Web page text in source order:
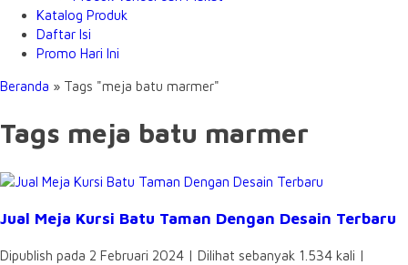
Katalog Produk
Daftar Isi
Promo Hari Ini
Beranda » Tags "meja batu marmer"
Tags meja batu marmer
Jual Meja Kursi Batu Taman Dengan Desain Terbaru
Dipublish pada 2 Februari 2024 | Dilihat sebanyak 1.534 kali |